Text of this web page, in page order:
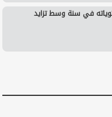
في سنة وسط تزايد